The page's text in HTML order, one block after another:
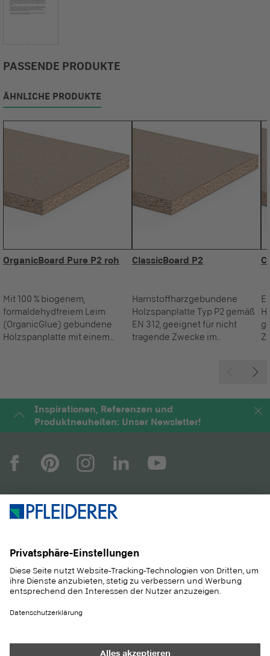
PASSENDE PRODUKTE
ÄHNLICHE PRODUKTE
OrganicBoard Pure P2 roh
Mit 100 % biogenem,
formaldehydfreiem Leim
(OrganicGlue) gebundene
Holzspanplatte mit einem
ClassicBoard P2
Harnstoffharzgebundene
Holzspanplatte Typ P2 gemäß
EN 312, geeignet für nicht
tragende Zwecke im
Inspirationen, Referenzen und
Produktneuheiten: Unser Newsletter!
ANWENDUNGEN
NACHHALTIGKEIT
KONTAKT
JURA-Spedition GmbH